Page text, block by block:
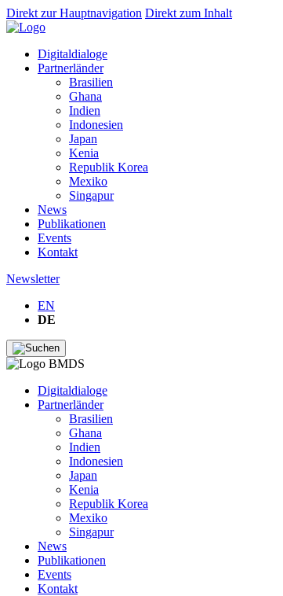
Direkt zur Hauptnavigation Direkt zum Inhalt
Digitaldialoge
Partnerländer
Brasilien
Ghana
Indien
Indonesien
Japan
Kenia
Republik Korea
Mexiko
Singapur
News
Publikationen
Events
Kontakt
Newsletter
EN
DE
Digitaldialoge
Partnerländer
Brasilien
Ghana
Indien
Indonesien
Japan
Kenia
Republik Korea
Mexiko
Singapur
News
Publikationen
Events
Kontakt